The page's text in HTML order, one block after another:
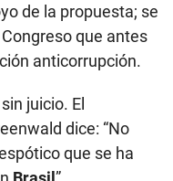
de la propuesta; se
que antes
anticorrupción.
juicio. El
dice: “No
que se ha